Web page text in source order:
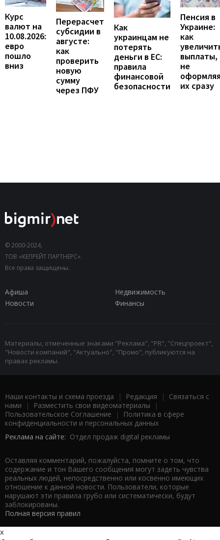
Курс
валют на
10.08.2026:
евро
пошло
вниз
Перерасчет
субсидии в
августе:
как
проверить
новую
сумму
через ПФУ
Как
украинцам не
потерять
деньги в ЕС:
правила
финансовой
безопасности
Пенсия в
Украине:
как
выплаты,
не
их сразу
© 2000-2024,
ТОВ «КЕПРЕЙТ ПАРТНЕРС».
Все права защищены.
Афиша
Недвижимость
Новости
Финансы
Материалы, отмеченные знаками "Реклама", "PR", "Спецпроект",
"Новости компаний", "Актуально", "Промо", публикуются на
правах рекламы.
Наши контакты и схема проезда | Редакция | Связаться с
нами | Разместить свои видеоматериалы |
Пользовательское Соглашение |
Политика в сфере
конфиденциальности и персональных данных
Реклама на сайте: Отдел продаж digital рекламы
Оставляя комментарий, пожалуйста, помните о том, что
содержание и тон Вашего сообщения могут задеть чувства
реальных людей, непосредственно или косвенно имеющих
отношение к данной новости. Пользователи, которые
нарушают эти правила грубо или систематически, будут
заблокированы.
Полная версия правил
x